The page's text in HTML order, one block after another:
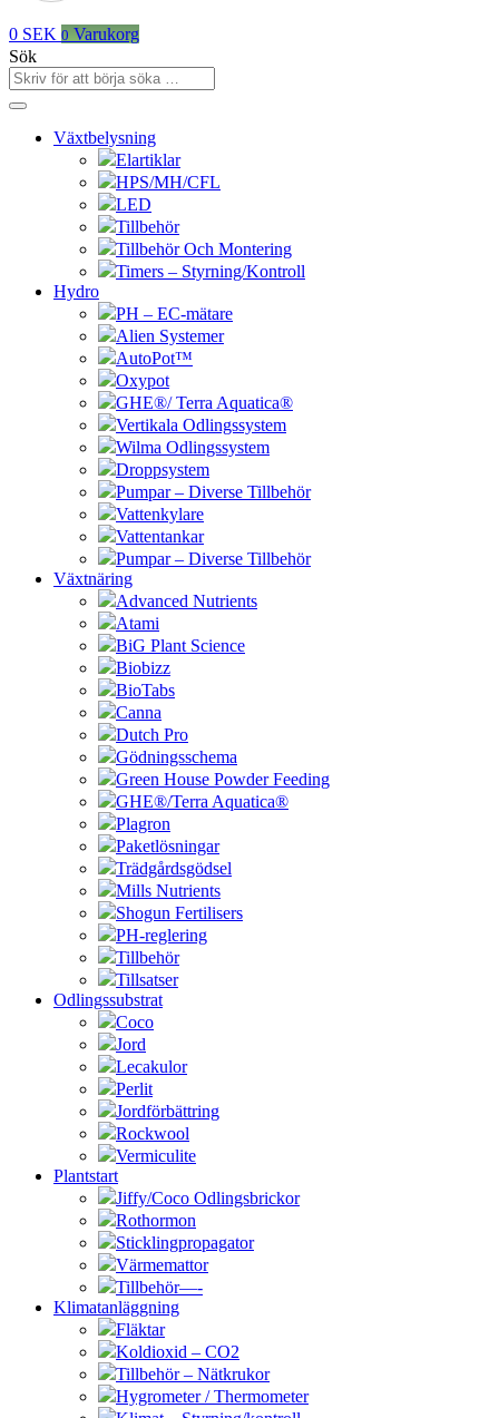
0 SEK 0 Varukorg
Sök
Växtbelysning
Elartiklar
HPS/MH/CFL
LED
Tillbehör
Tillbehör Och Montering
Timers – Styrning/Kontroll
Hydro
PH – EC-mätare
Alien Systemer
AutoPot™
Oxypot
GHE®/ Terra Aquatica®
Vertikala Odlingssystem
Wilma Odlingssystem
Droppsystem
Pumpar – Diverse Tillbehör
Vattenkylare
Vattentankar
Pumpar – Diverse Tillbehör
Växtnäring
Advanced Nutrients
Atami
BiG Plant Science
Biobizz
BioTabs
Canna
Dutch Pro
Gödningsschema
Green House Powder Feeding
GHE®/Terra Aquatica®
Plagron
Paketlösningar
Trädgårdsgödsel
Mills Nutrients
Shogun Fertilisers
PH-reglering
Tillbehör
Tillsatser
Odlingssubstrat
Coco
Jord
Lecakulor
Perlit
Jordförbättring
Rockwool
Vermiculite
Plantstart
Jiffy/Coco Odlingsbrickor
Rothormon
Sticklingpropagator
Värmemattor
Tillbehör—-
Klimatanläggning
Fläktar
Koldioxid – CO2
Tillbehör – Nätkrukor
Hygrometer / Thermometer